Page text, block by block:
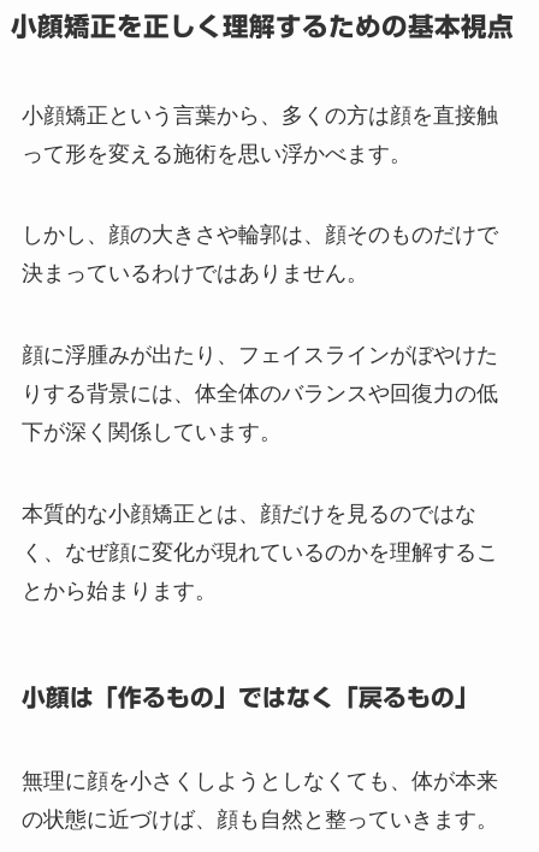
小顔矯正を正しく理解するための基本視点
小顔矯正という言葉から、多くの方は顔を直接触
って形を変える施術を思い浮かべます。
しかし、顔の大きさや輪郭は、顔そのものだけで
決まっているわけではありません。
顔に浮腫みが出たり、フェイスラインがぼやけた
りする背景には、体全体のバランスや回復力の低
下が深く関係しています。
本質的な小顔矯正とは、顔だけを見るのではな
く、なぜ顔に変化が現れているのかを理解するこ
とから始まります。
小顔は「作るもの」ではなく「戻るもの」
無理に顔を小さくしようとしなくても、体が本来
の状態に近づけば、顔も自然と整っていきます。